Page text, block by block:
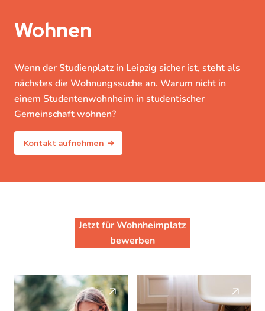
Wohnen
Wenn der Studienplatz in Leipzig sicher ist, steht als
nächstes die Wohnungssuche an. Warum nicht in
einem Studentenwohnheim in studentischer
Gemeinschaft wohnen?
Kontakt aufnehmen
Jetzt für Wohnheimplatz
bewerben